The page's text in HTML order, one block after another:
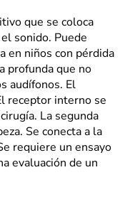
que se coloca
sonido. Puede
en niños con pérdida
profunda que no
audífonos. El
receptor interno se
La segunda
Se conecta a la
requiere un ensayo
evaluación de un